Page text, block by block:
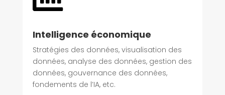
Intelligence économique
Stratégies des données, visualisation des
données, analyse des données, gestion des
données, gouvernance des données,
fondements de l’IA, etc.